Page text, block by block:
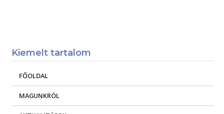
Kiemelt tartalom
FŐOLDAL
MAGUNKRÓL